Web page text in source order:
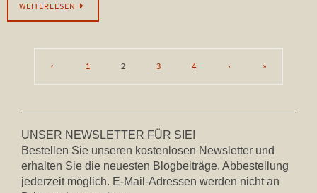
WEITERLESEN
‹ 1 2 3 4 › »
UNSER NEWSLETTER FÜR SIE!
Bestellen Sie unseren kostenlosen Newsletter und
erhalten Sie die neuesten Blogbeiträge. Abbestellung
jederzeit möglich. E-Mail-Adressen werden nicht an